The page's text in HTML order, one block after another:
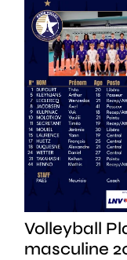
Volleyball
masculine